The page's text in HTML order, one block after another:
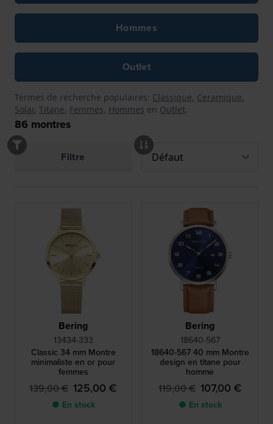
Hommes
Outlet
Termes de recherche populaires: Classique, Ceramique,
Solar, Titane, Femmes, Hommes en Outlet.
86 montres
Filtre
Bering
13434-333
Classic 34 mm Montre
minimaliste en or pour
femmes
139,00 € 125,00 €
● En stock
Bering
18640-567
18640-567 40 mm Montre
design en titane pour
homme
119,00 € 107,00 €
● En stock